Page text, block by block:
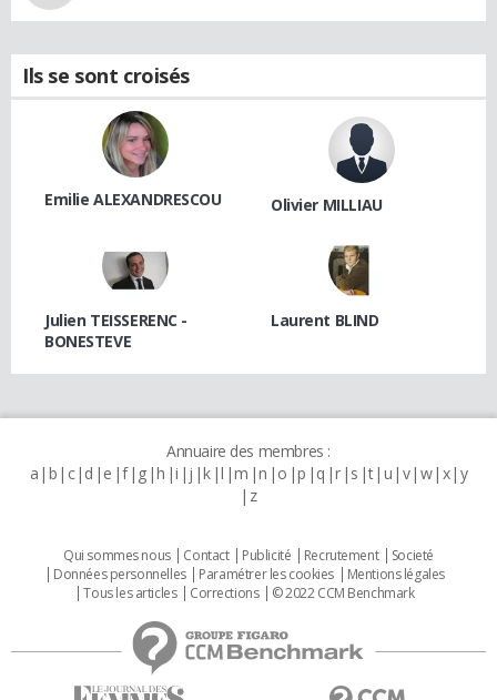
Ils se sont croisés
Emilie ALEXANDRESCOU Olivier MILLIAU
Julien TEISSERENC -
BONESTEVE
Laurent BLIND
Annuaire des membres :
a b c d e f g h i j k l m n o p q r s t u v w x y
z
Qui sommes nous Contact Publicité Recrutement
Societé
Données personnelles
Paramétrer les cookies
Mentions légales
Tous les articles
Corrections © 2022 CCM Benchmark